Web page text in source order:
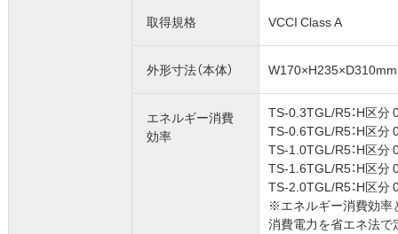
取得規格 VCCI Class A
外形寸法（本体）
エネルギー消費
効率
TS-0.3TGL/R5：H区分
TS-0.6TGL/R5：H区分
TS-1.0TGL/R5：H区分
TS-1.6TGL/R5：H区分
TS-2.0TGL/R5：H区分
※エネルギー消費効率
消費電力を省エネ法